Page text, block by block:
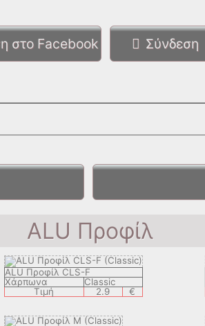
στο Facebook Σύνδεση
ALU Προφίλ
ALU Προφίλ CLS-F
Χάρπωνα
Classic
Τιμή
2.9 €